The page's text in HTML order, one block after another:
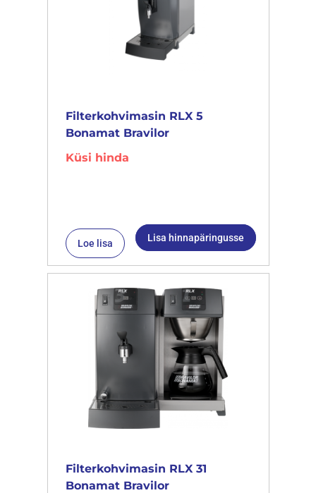
Filterkohvimasin RLX 5
Bonamat Bravilor
Küsi hinda
Loe lisa Lisa hinnapäringusse
Filterkohvimasin RLX 31
Bonamat Bravilor